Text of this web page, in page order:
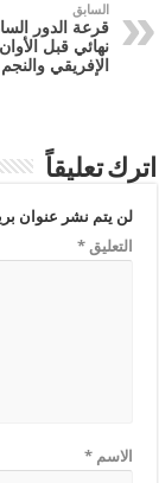
السابق
قرعة الدور
نهائي قبل
الإفريقي
اترك تعليقاً
لن يتم نشر عنوان
التعليق*
الاسم*